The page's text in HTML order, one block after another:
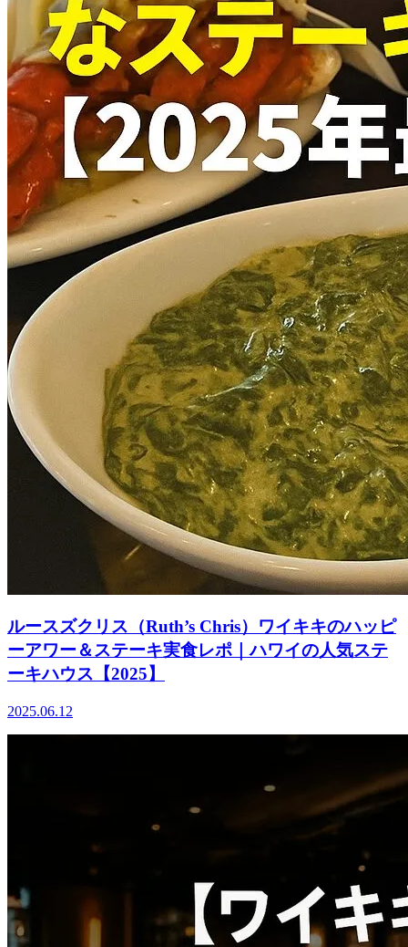
ルースズクリス（Ruth’s Chris）ワイキキのハッピ
ーアワー＆ステーキ実食レポ｜ハワイの人気ステ
ーキハウス【2025】
2025.06.12